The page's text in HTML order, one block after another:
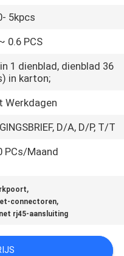
5kpcs
0.6 PCS
1 dienblad, dienblad 36
in karton;
Werkdagen
D/A, D/P, T/T
PCs/Maand
,
connectoren,
rj45-aansluiting